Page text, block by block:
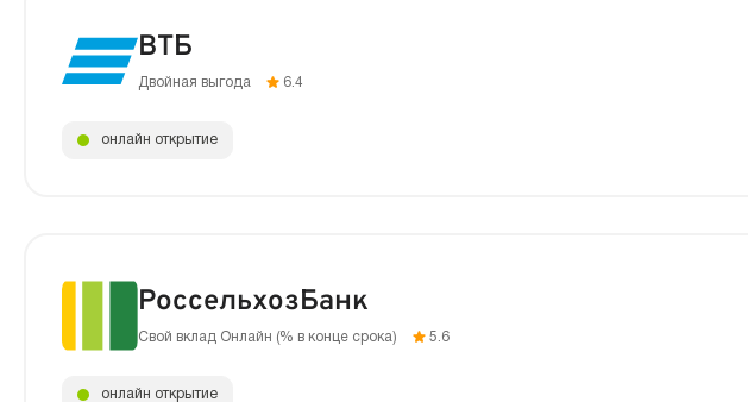
ВТБ
Двойная выгода 6.4
онлайн открытие
РоссельхозБанк
Свой вклад Онлайн (% в конце срока) 5.6
онлайн открытие